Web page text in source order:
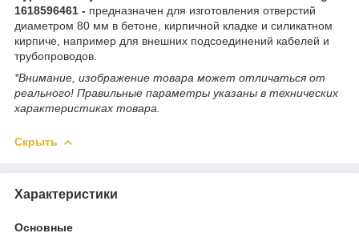
1618596461 - предназначен для изготовления отверстий
диаметром 80 мм в бетоне, кирпичной кладке и силикатном
кирпиче, например для внешних подсоединений кабелей и
трубопроводов.
*Внимание, изображение товара может отличаться от
реального! Правильные параметры указаны в технических
характеристиках товара.
Скрыть
Характеристики
Основные